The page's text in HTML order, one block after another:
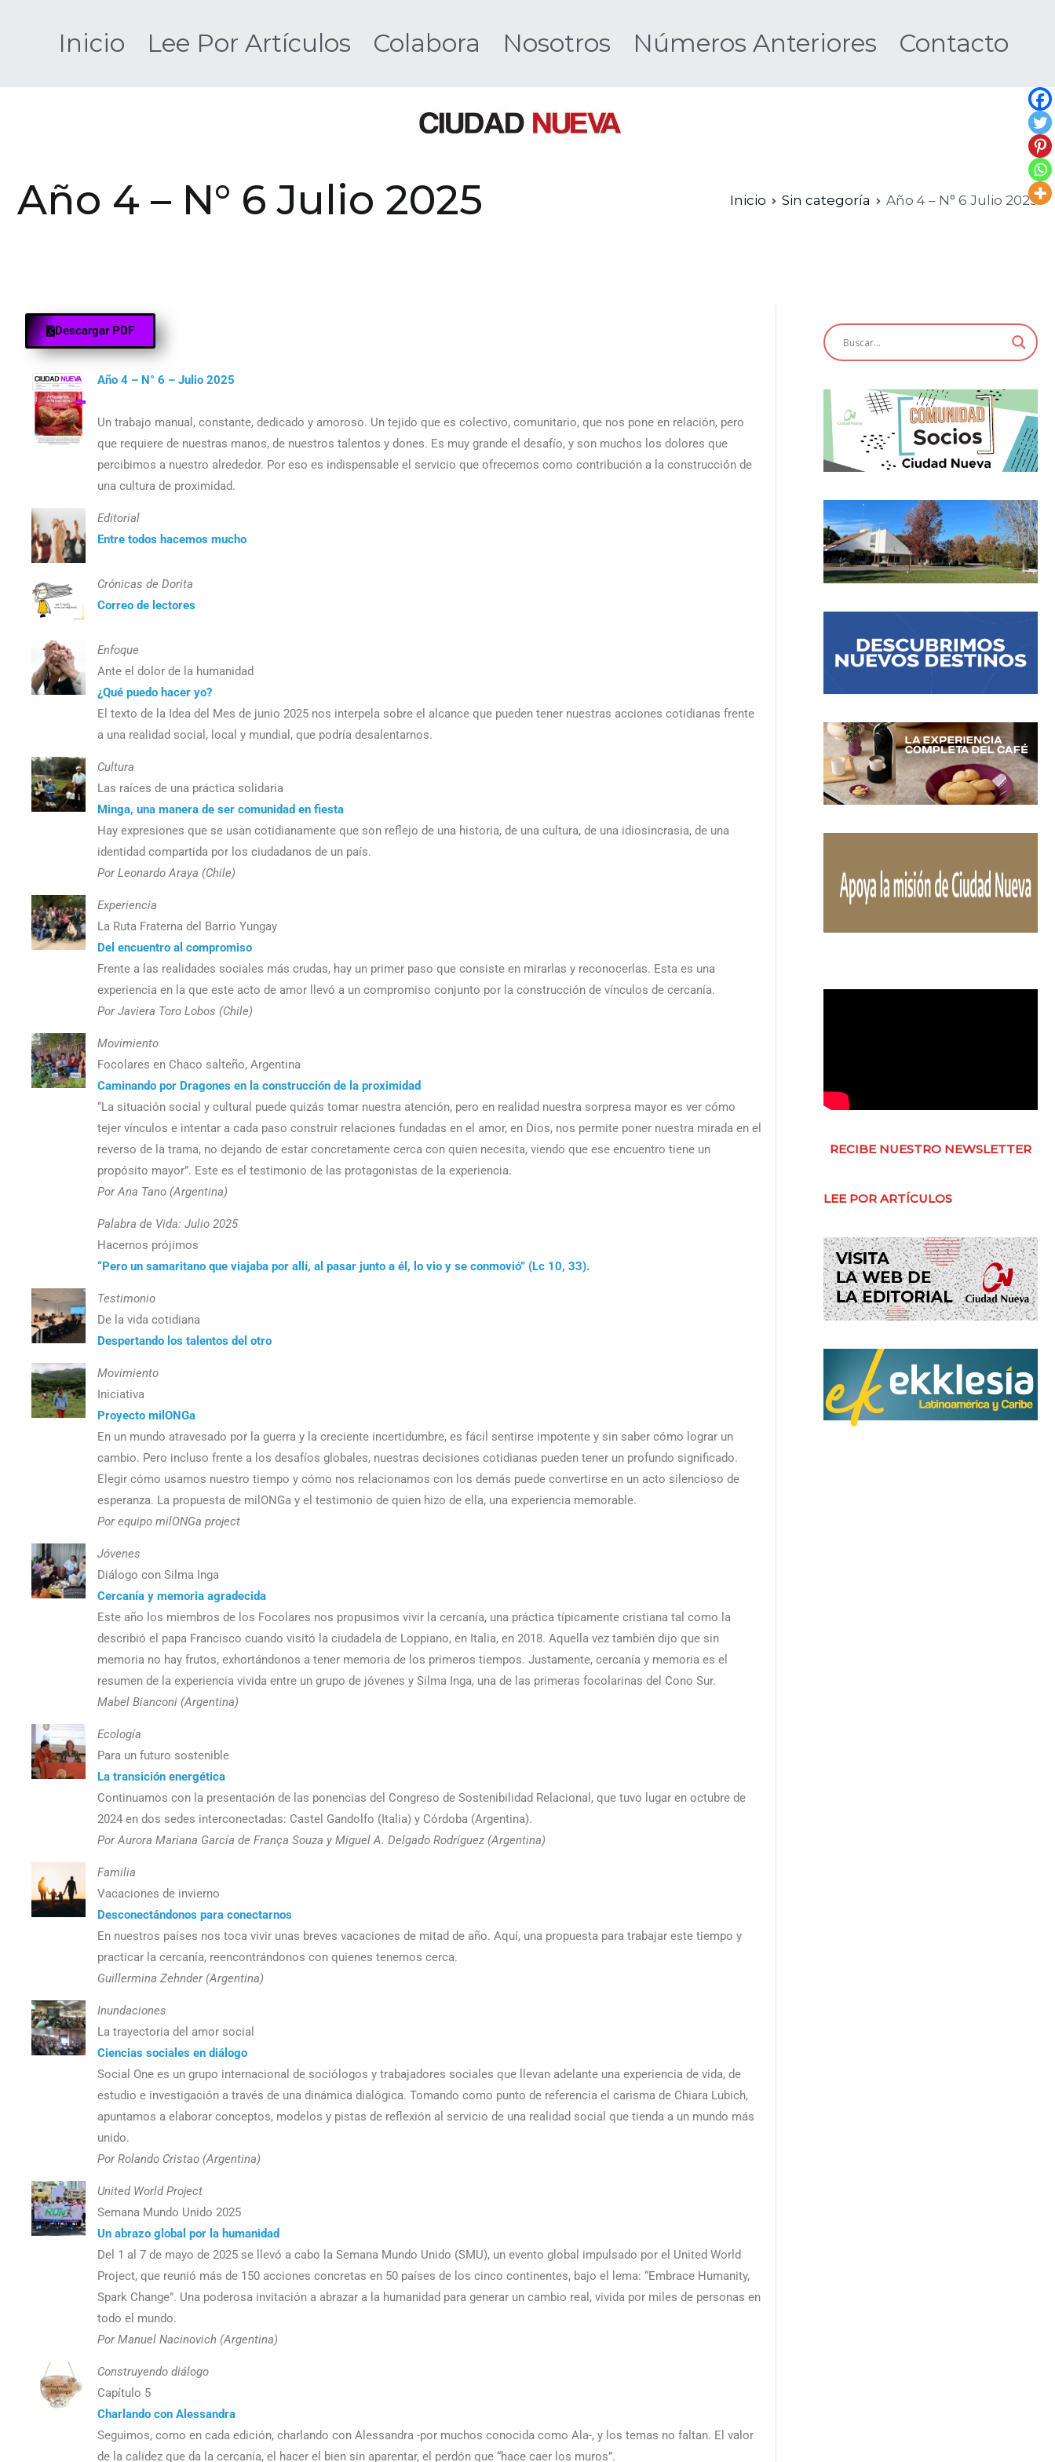
Inicio Lee Por Artículos Colabora Nosotros Números Anteriores Contacto
Año 4 – N° 6 Julio 2025 Inicio Sin categoría Año 4 – N° 6 Julio 2025
Descargar PDF
Año 4 – N° 6 – Julio 2025
Un trabajo manual, constante, dedicado y amoroso. Un tejido que es colectivo, comunitario, que nos pone en relación, pero
que requiere de nuestras manos, de nuestros talentos y dones. Es muy grande el desafío, y son muchos los dolores que
percibimos a nuestro alrededor. Por eso es indispensable el servicio que ofrecemos como contribución a la construcción de
una cultura de proximidad.
Editorial
Entre todos hacemos mucho
Crónicas de Dorita
Correo de lectores
Enfoque
Ante el dolor de la humanidad
¿Qué puedo hacer yo?
El texto de la Idea del Mes de junio 2025 nos interpela sobre el alcance que pueden tener nuestras acciones cotidianas frente
a una realidad social, local y mundial, que podría desalentarnos.
Cultura
Las raíces de una práctica solidaria
Minga, una manera de ser comunidad en fiesta
Hay expresiones que se usan cotidianamente que son reflejo de una historia, de una cultura, de una idiosincrasia, de una
identidad compartida por los ciudadanos de un país.
Por Leonardo Araya (Chile)
Experiencia
La Ruta Fraterna del Barrio Yungay
Del encuentro al compromiso
Frente a las realidades sociales más crudas, hay un primer paso que consiste en mirarlas y reconocerlas. Esta es una
experiencia en la que este acto de amor llevó a un compromiso conjunto por la construcción de vínculos de cercanía.
Por Javiera Toro Lobos (Chile)
Movimiento
Focolares en Chaco salteño, Argentina
Caminando por Dragones en la construcción de la proximidad
“La situación social y cultural puede quizás tomar nuestra atención, pero en realidad nuestra sorpresa mayor es ver cómo
tejer vínculos e intentar a cada paso construir relaciones fundadas en el amor, en Dios, nos permite poner nuestra mirada en el
reverso de la trama, no dejando de estar concretamente cerca con quien necesita, viendo que ese encuentro tiene un
propósito mayor”. Este es el testimonio de las protagonistas de la experiencia.
Por Ana Tano (Argentina)
Palabra de Vida: Julio 2025
Hacernos prójimos
“Pero un samaritano que viajaba por allí, al pasar junto a él, lo vio y se conmovió” (Lc 10, 33).
Testimonio
De la vida cotidiana
Despertando los talentos del otro
Movimiento
Iniciativa
Proyecto milONGa
En un mundo atravesado por la guerra y la creciente incertidumbre, es fácil sentirse impotente y sin saber cómo lograr un
cambio. Pero incluso frente a los desafíos globales, nuestras decisiones cotidianas pueden tener un profundo significado.
Elegir cómo usamos nuestro tiempo y cómo nos relacionamos con los demás puede convertirse en un acto silencioso de
esperanza. La propuesta de milONGa y el testimonio de quien hizo de ella, una experiencia memorable.
Por equipo milONGa project
Jóvenes
Diálogo con Silma Inga
Cercanía y memoria agradecida
Este año los miembros de los Focolares nos propusimos vivir la cercanía, una práctica típicamente cristiana tal como la
describió el papa Francisco cuando visitó la ciudadela de Loppiano, en Italia, en 2018. Aquella vez también dijo que sin
memoria no hay frutos, exhortándonos a tener memoria de los primeros tiempos. Justamente, cercanía y memoria es el
resumen de la experiencia vivida entre un grupo de jóvenes y Silma Inga, una de las primeras focolarinas del Cono Sur.
Mabel Bianconi (Argentina)
Ecología
Para un futuro sostenible
La transición energética
Continuamos con la presentación de las ponencias del Congreso de Sostenibilidad Relacional, que tuvo lugar en octubre de
2024 en dos sedes interconectadas: Castel Gandolfo (Italia) y Córdoba (Argentina).
Por Aurora Mariana García de França Souza y Miguel A. Delgado Rodríguez (Argentina)
Familia
Vacaciones de invierno
Desconectándonos para conectarnos
En nuestros países nos toca vivir unas breves vacaciones de mitad de año. Aquí, una propuesta para trabajar este tiempo y
practicar la cercanía, reencontrándonos con quienes tenemos cerca.
Guillermina Zehnder (Argentina)
Inundaciones
La trayectoria del amor social
Ciencias sociales en diálogo
Social One es un grupo internacional de sociólogos y trabajadores sociales que llevan adelante una experiencia de vida, de
estudio e investigación a través de una dinámica dialógica. Tomando como punto de referencia el carisma de Chiara Lubich,
apuntamos a elaborar conceptos, modelos y pistas de reflexión al servicio de una realidad social que tienda a un mundo más
unido.
Por Rolando Cristao (Argentina)
United World Project
Semana Mundo Unido 2025
Un abrazo global por la humanidad
Del 1 al 7 de mayo de 2025 se llevó a cabo la Semana Mundo Unido (SMU), un evento global impulsado por el United World
Project, que reunió más de 150 acciones concretas en 50 países de los cinco continentes, bajo el lema: “Embrace Humanity,
Spark Change”. Una poderosa invitación a abrazar a la humanidad para generar un cambio real, vivida por miles de personas en
todo el mundo.
Por Manuel Nacinovich (Argentina)
Construyendo diálogo
Capítulo 5
Charlando con Alessandra
Seguimos, como en cada edición, charlando con Alessandra -por muchos conocida como Ala-, y los temas no faltan. El valor
de la calidez que da la cercanía, el hacer el bien sin aparentar, el perdón que “hace caer los muros”.
RECIBE NUESTRO NEWSLETTER
LEE POR ARTÍCULOS